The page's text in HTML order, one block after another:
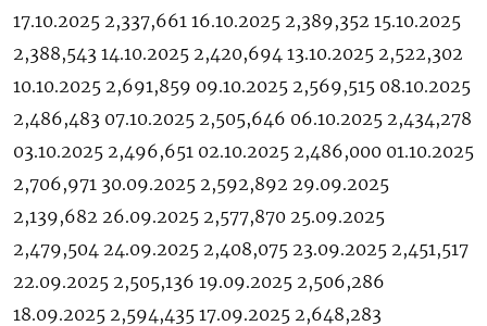
17.10.2025 2,337,661 16.10.2025 2,389,352 15.10.2025
2,388,543 14.10.2025 2,420,694 13.10.2025 2,522,302
10.10.2025 2,691,859 09.10.2025 2,569,515 08.10.2025
2,486,483 07.10.2025 2,505,646 06.10.2025 2,434,278
03.10.2025 2,496,651 02.10.2025 2,486,000 01.10.2025
2,706,971 30.09.2025 2,592,892 29.09.2025
2,139,682 26.09.2025 2,577,870 25.09.2025
2,479,504 24.09.2025 2,408,075 23.09.2025 2,451,517
22.09.2025 2,505,136 19.09.2025 2,506,286
18.09.2025 2,594,435 17.09.2025 2,648,283